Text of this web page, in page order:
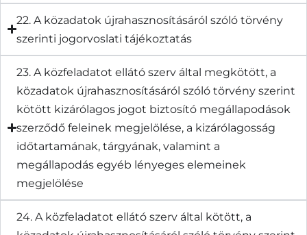
22. A közadatok újrahasznosításáról szóló törvény
szerinti jogorvoslati tájékoztatás
23. A közfeladatot ellátó szerv által megkötött, a
közadatok újrahasznosításáról szóló törvény szerint
kötött kizárólagos jogot biztosító megállapodások
szerződő feleinek megjelölése, a kizárólagosság
időtartamának, tárgyának, valamint a
megállapodás egyéb lényeges elemeinek
megjelölése
24. A közfeladatot ellátó szerv által kötött, a